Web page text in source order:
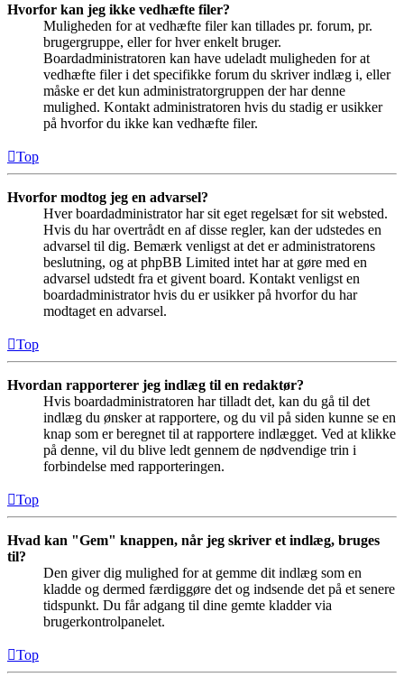
Hvorfor kan jeg ikke vedhæfte filer?
Muligheden for at vedhæfte filer kan tillades pr. forum, pr.
brugergruppe, eller for hver enkelt bruger.
Boardadministratoren kan have udeladt muligheden for at
vedhæfte filer i det specifikke forum du skriver indlæg i, eller
måske er det kun administratorgruppen der har denne
mulighed. Kontakt administratoren hvis du stadig er usikker
på hvorfor du ikke kan vedhæfte filer.
Top
Hvorfor modtog jeg en advarsel?
Hver boardadministrator har sit eget regelsæt for sit websted.
Hvis du har overtrådt en af disse regler, kan der udstedes en
advarsel til dig. Bemærk venligst at det er administratorens
beslutning, og at phpBB Limited intet har at gøre med en
advarsel udstedt fra et givent board. Kontakt venligst en
boardadministrator hvis du er usikker på hvorfor du har
modtaget en advarsel.
Top
Hvordan rapporterer jeg indlæg til en redaktør?
Hvis boardadministratoren har tilladt det, kan du gå til det
indlæg du ønsker at rapportere, og du vil på siden kunne se en
knap som er beregnet til at rapportere indlægget. Ved at klikke
på denne, vil du blive ledt gennem de nødvendige trin i
forbindelse med rapporteringen.
Top
Hvad kan "Gem" knappen, når jeg skriver et indlæg, bruges
til?
Den giver dig mulighed for at gemme dit indlæg som en
kladde og dermed færdiggøre det og indsende det på et senere
tidspunkt. Du får adgang til dine gemte kladder via
brugerkontrolpanelet.
Top